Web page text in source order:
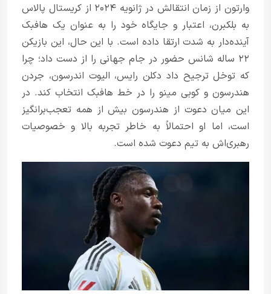
وارتون از زمان انتقالش در ژانویه ۲۰۲۴ از کریستال پالاس
به بلکبرن، اعتبار و جایگاه خود را به عنوان یک هافبک
آینده‌دار به شدت ارتقا داده است. با این حال، این بازیکن
۲۲ ساله شانس حضور در جام جهانی را از دست داد؛ چرا
که توخل ترجیح داد دکلن رایس، الیوت اندرسون، جردن
هندرسون و کوبی مینو را در خط هافبک انتخاب کند. در
این میان دعوت از هندرسون بیش از همه تعجب‌برانگیز
است، اما او احتمالاً به خاطر تجربه بالا و خصوصیات
رهبری‌اش به تیم دعوت شده است.